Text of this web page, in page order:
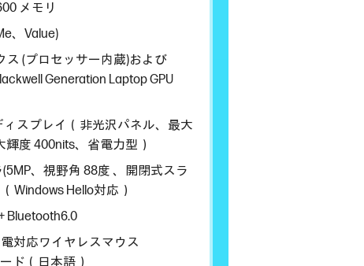
メモリ
、Value)
ス (プロセッサー内蔵)および
Generation Laptop GPU
ィスプレイ（非光沢パネル、最大
輝度 400nits、省電力型）
、視野角 88度 、開閉式スラ
Windows Hello対応）
Bluetooth6.0
電対応ワイヤレスマウス
ド（日本語）